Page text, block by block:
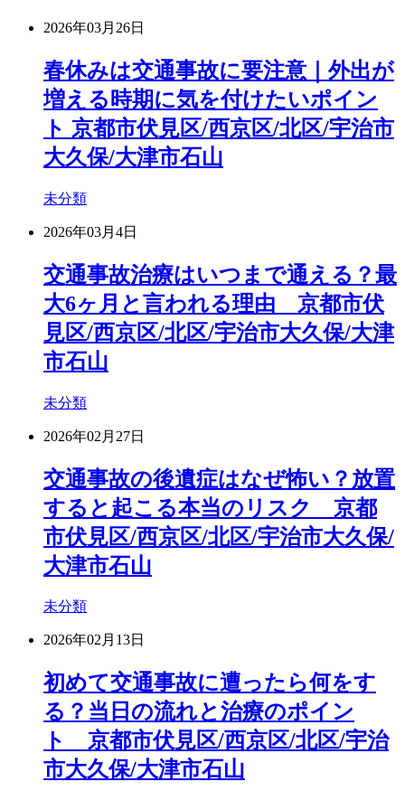
2026年03月26日
春休みは交通事故に要注意｜外出が
増える時期に気を付けたいポイン
ト 京都市伏見区/西京区/北区/宇治市
大久保/大津市石山
未分類
2026年03月4日
交通事故治療はいつまで通える？最
大6ヶ月と言われる理由 京都市伏
見区/西京区/北区/宇治市大久保/大津
市石山
未分類
2026年02月27日
交通事故の後遺症はなぜ怖い？放置
すると起こる本当のリスク 京都
市伏見区/西京区/北区/宇治市大久保/
大津市石山
未分類
2026年02月13日
初めて交通事故に遭ったら何をす
る？当日の流れと治療のポイン
ト 京都市伏見区/西京区/北区/宇治
市大久保/大津市石山